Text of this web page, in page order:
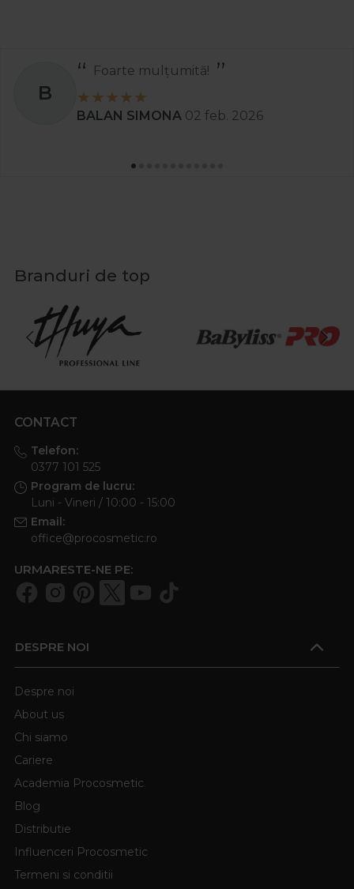
B
Foarte mulțumită!
BALAN SIMONA 02 feb. 2026
Branduri de top
CONTACT
Telefon:
0377 101 525
Program de lucru:
Luni - Vineri / 10:00 - 15:00
Email:
office@procosmetic.ro
URMARESTE-NE PE:
DESPRE NOI
Despre noi
About us
Chi siamo
Cariere
Academia Procosmetic
Blog
Distributie
Influenceri Procosmetic
Termeni si conditii